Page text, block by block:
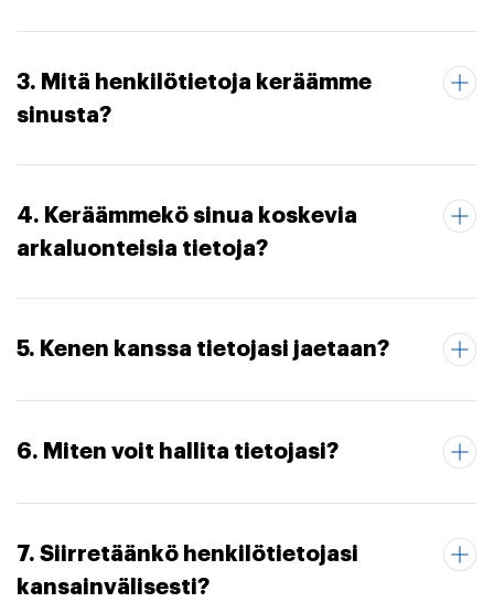
3. Mitä henkilötietoja keräämme
sinusta?
4. Keräämmekö sinua koskevia
arkaluonteisia tietoja?
5. Kenen kanssa tietojasi jaetaan?
6. Miten voit hallita tietojasi?
7. Siirretäänkö henkilötietojasi
kansainvälisesti?